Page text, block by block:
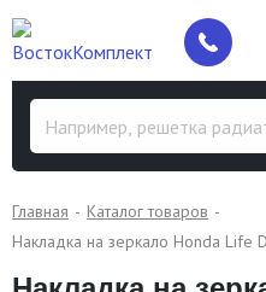
Главная
Каталог товаров
Накладка на зеркало Honda Life